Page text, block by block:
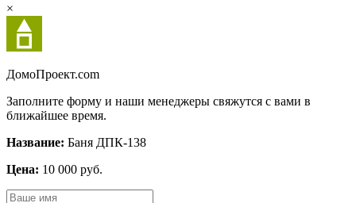
×
ДомоПроект.com
Заполните форму и наши менеджеры свяжутся с вами в
ближайшее время.
Название: Баня ДПК-138
Цена: 10 000 руб.